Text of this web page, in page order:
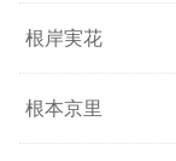
根岸実花
根本京里